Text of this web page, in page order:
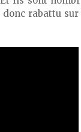
rabattu